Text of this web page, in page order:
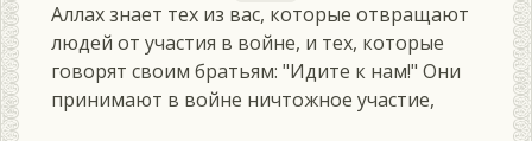
Аллах знает тех из вас, которые отвращают
людей от участия в войне, и тех, которые
говорят своим братьям: "Идите к нам!" Они
принимают в войне ничтожное участие,